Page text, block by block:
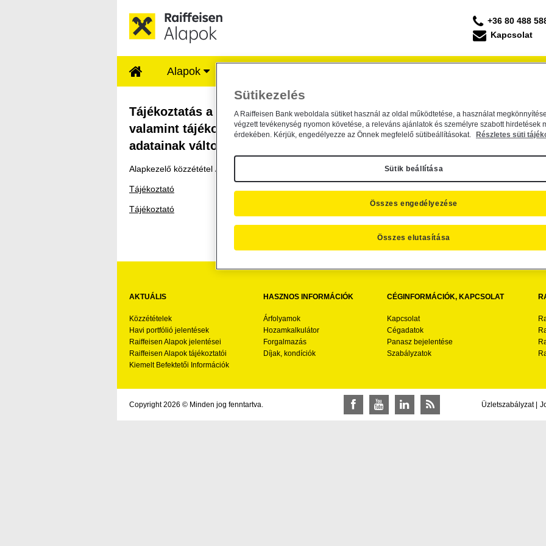
+36 80 488
Kapcsolat
Alapok
Tájékoztatás a Raiffeisen Befektetési Alapkezelő Zrt.
Tájékoztatás a Raiffeisen Befektetési Alapkezelő Zrt. egyedüli
valamint tájékoztatás a Raiffeisen Befektetési Alapkezelő Zrt.
adatainak változásáról
Alapkezelő közzététel /
Tájékoztató
Tájékoztató
AKTUÁLIS
Közzétételek
Havi portfólió jelentések
Raiffeisen Alapok jelentései
Raiffeisen Alapok tájékoztatói
Kiemelt Befektetői Információk
HASZNOS INFORMÁCIÓK
Árfolyamok
Hozamkalkulátor
Forgalmazás
Díjak, kondíciók
CÉGINFORMÁCIÓK, KAPCSOLAT
Kapcsolat
Cégadatok
Panasz bejelentése
Szabályzatok
Copyright 2026 © Minden jog fenntartva. FacebookYouTubeLinkedInRSS Üzletszabályzat |
Sütikezelés
A Raiffeisen Bank weboldala sütiket használ az oldal működtetése, a használat
végzett tevékenység nyomon követése, a releváns ajánlatok és személyre szabott hirdetések
érdekében. Kérjük, engedélyezze az Önnek megfelelő sütibeállításokat.
Részletes süti
Sütik beállítása
Összes elutasítása
Összes engedélyezése